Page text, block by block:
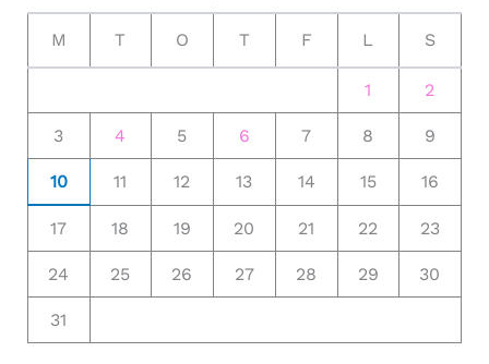
M T O T F L S
1 2
3 4 5 6 7 8 9
10 11 12 13 14 15 16
17 18 19 20 21 22 23
24 25 26 27 28 29 30
31